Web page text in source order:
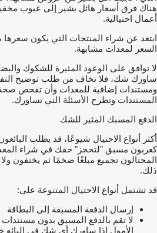
هناك فرق أسعار هائل يشير إلى عيوب مخفية
أعمال احتيالية.
ابتعد عن شراء المنتجات التي يكون
السعر لمعدات مشابهة.
لا توافق على الوعود المثيرة للشكوك
ساورك شك، فلا تخاف من طلب توضيح
ومستندات إضافية للمعدات وأن تفحص
المستندات وتطرح الأسئلة التي تساورك.
الدفع المسبك المثير للشك
أكثر أنواع الاحتيال شيوعًا، قد يطلب
كعربون مسبق "لتحجز" حقك في شراء
المحتالون تجميع مبلغًا ضخمًا ثم يختفون
ذلك.
قد تشتمل أنواع الاحتيال المتنوعة على:
إرسال الدفعة المسبقة إلى البطاقة
لا تقم بالدفع المسبق بدون
الأمول إذا ساورك أي شك في البائع